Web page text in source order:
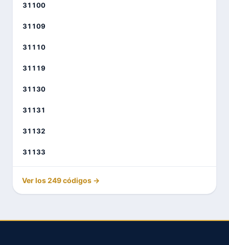
31100
31109
31110
31119
31130
31131
31132
31133
Ver los 249 códigos →